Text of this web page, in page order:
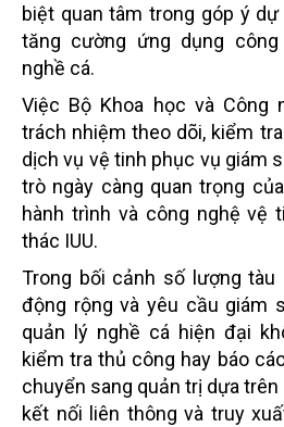
biệt quan tâm trong góp ý
tăng cường ứng dụng
nghề cá.
Việc Bộ Khoa học và Công
trách nhiệm theo dõi, kiểm
dịch vụ vệ tinh phục vụ giám
trò ngày càng quan trọng
hành trình và công nghệ vệ
thác IUU.
Trong bối cảnh số lượng
động rộng và yêu cầu giám
quản lý nghề cá hiện đại
kiểm tra thủ công hay báo
chuyển sang quản trị dựa
kết nối liên thông và truy